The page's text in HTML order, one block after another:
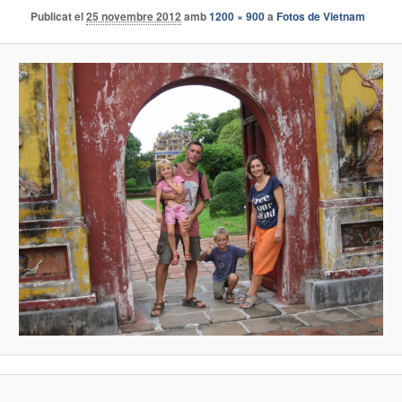
Publicat el25 novembre 2012 amb1200 × 900aFotos de Vietnam